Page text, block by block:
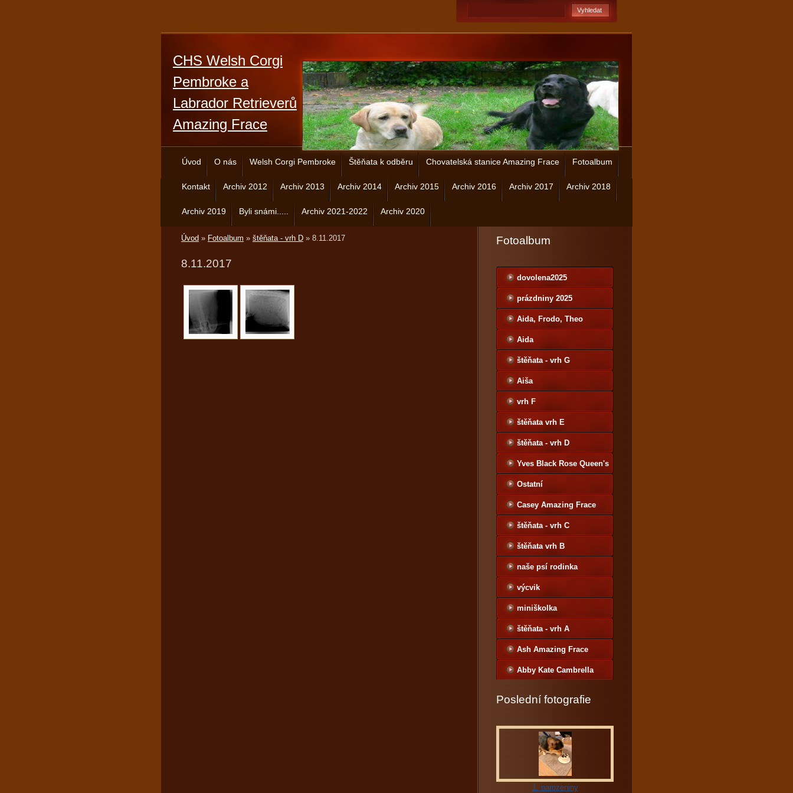
CHS Welsh Corgi
Pembroke a
Labrador Retrieverů
Amazing Frace
Úvod O nás Welsh Corgi Pembroke Štěňata k odběru Chovatelská stanice Amazing Frace Fotoalbum
Kontakt Archiv 2012 Archiv 2013 Archiv 2014 Archiv 2015 Archiv 2016 Archiv 2017 Archiv 2018
Archiv 2019 Byli snámi..... Archiv 2021-2022 Archiv 2020
Úvod » Fotoalbum » štěňata - vrh D » 8.11.2017
8.11.2017
Fotoalbum
dovolena2025
prázdniny 2025
Aida, Frodo, Theo
Aida
štěňata - vrh G
Aiša
vrh F
štěňata vrh E
štěňata - vrh D
Yves Black Rose Queen's
Ostatní
Casey Amazing Frace
štěňata - vrh C
štěňata vrh B
naše psí rodinka
výcvik
miniškolka
štěňata - vrh A
Ash Amazing Frace
Abby Kate Cambrella
Poslední fotografie
1. narozeniny